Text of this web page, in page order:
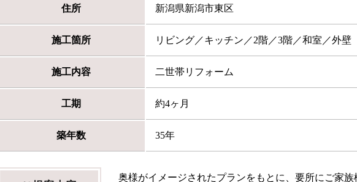
住所 新潟県新潟市東区
施工箇所 リビング／キッチン／2階／3階／和室／外壁
施工内容 二世帯リフォーム
工期 約4ヶ月
築年数 35年
奥様がイメージされたプランをもとに、要所にご家族